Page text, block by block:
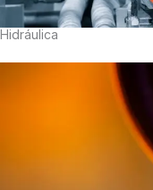
Hidráulica